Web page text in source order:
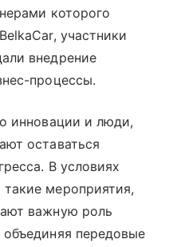
которого
участники
внедрение
процессы.
инновации и люди,
оставаться
В условиях
мероприятия,
важную роль
передовые